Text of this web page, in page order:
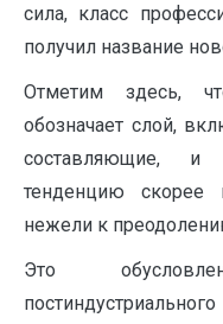
сила, класс
получил название
Отметим здесь,
обозначает слой,
составляющие, и
тенденцию скорее
нежели к
Это